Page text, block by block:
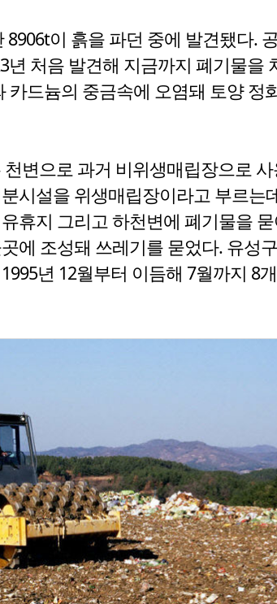
이 흙을 파던 중에 발견됐다.
처음 발견해 지금까지 폐기물을
드늄의 중금속에 오염돼 토양 정
변으로 과거 비위생매립장으로
시설을 위생매립장이라고 부르는
휴지 그리고 하천변에 폐기물을
에 조성돼 쓰레기를 묻었다. 유성
년 12월부터 이듬해 7월까지 8